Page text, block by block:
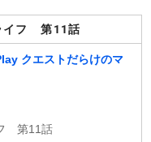
イフ 第11話
クエストだらけのマ
第11話